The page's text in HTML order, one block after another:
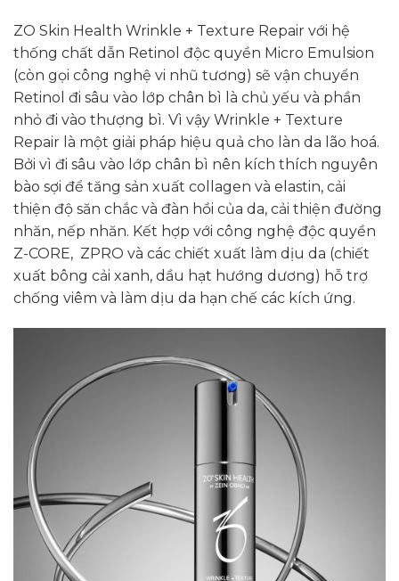
ZO Skin Health Wrinkle + Texture Repair với hệ
thống chất dẫn Retinol độc quyền Micro Emulsion
(còn gọi công nghệ vi nhũ tương) sẽ vận chuyển
Retinol đi sâu vào lớp chân bì là chủ yếu và phần
nhỏ đi vào thượng bì. Vì vậy Wrinkle + Texture
Repair là một giải pháp hiệu quả cho làn da lão hoá.
Bởi vì đi sâu vào lớp chân bì nên kích thích nguyên
bào sợi để tăng sản xuất collagen và elastin, cải
thiện độ săn chắc và đàn hồi của da, cải thiện đường
nhăn, nếp nhăn. Kết hợp với công nghệ độc quyền
Z-CORE, ZPRO và các chiết xuất làm dịu da (chiết
xuất bông cải xanh, dầu hạt hướng dương) hỗ trợ
chống viêm và làm dịu da hạn chế các kích ứng.